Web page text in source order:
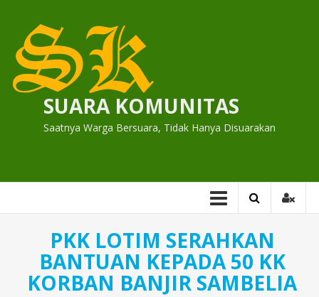
content
SUARA KOMUNITAS
Saatnya Warga Bersuara, Tidak Hanya Disuarakan
PKK LOTIM SERAHKAN
BANTUAN KEPADA 50 KK
KORBAN BANJIR SAMBELIA